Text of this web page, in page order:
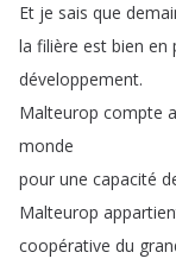
Et je sais que
la filière est bien en
développement.
Malteurop compte
monde
pour une capacité
Malteurop
coopérative du